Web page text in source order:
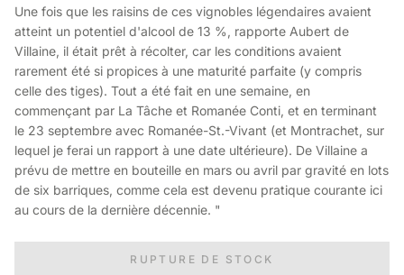
Une fois que les raisins de ces vignobles légendaires avaient
atteint un potentiel d'alcool de 13 %, rapporte Aubert de
Villaine, il était prêt à récolter, car les conditions avaient
rarement été si propices à une maturité parfaite (y compris
celle des tiges). Tout a été fait en une semaine, en
commençant par La Tâche et Romanée Conti, et en terminant
le 23 septembre avec Romanée-St.-Vivant (et Montrachet, sur
lequel je ferai un rapport à une date ultérieure). De Villaine a
prévu de mettre en bouteille en mars ou avril par gravité en lots
de six barriques, comme cela est devenu pratique courante ici
au cours de la dernière décennie. "
RUPTURE DE STOCK